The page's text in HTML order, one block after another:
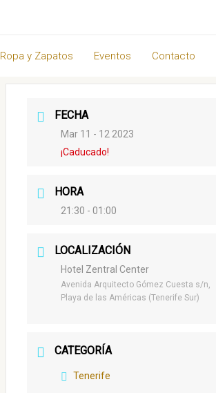
Ropa y Zapatos Eventos Contacto
FECHA
Mar 11 - 12 2023
¡Caducado!
HORA
21:30 - 01:00
LOCALIZACIÓN
Hotel Zentral Center
Avenida Arquitecto Gómez Cuesta s/n,
Playa de las Américas (Tenerife Sur)
CATEGORÍA
Tenerife